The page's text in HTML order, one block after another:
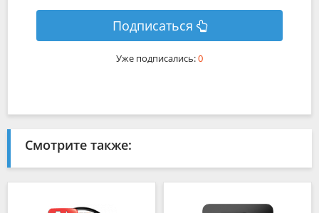
Подписаться
Уже подписались:0
Смотрите также: